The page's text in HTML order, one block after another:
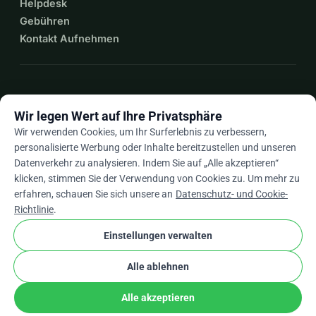
etwas Glück zurück geben!
https://www.merkur.de/lokales/fuerstenfeldbruck/helfende
-haende-kaminkehrer-kann-sich-ohne-rollstuhl-nicht-mehr-
Helpdesk
Gebühren
Kontakt Aufnehmen
Dearrow_drop_down
★★★★★4,9 / 5 basierend auf 500+ Bewertungen
WhyDonateDatenschutz und Cookies
Allgemeine Geschäftsbedingungen
In Europa entwickelt stripe checkVerifizierter Partner
Wir legen Wert auf Ihre Privatsphäre
Wir verwenden Cookies, um Ihr Surferlebnis zu verbessern,
personalisierte Werbung oder Inhalte bereitzustellen und unseren
Datenverkehr zu analysieren. Indem Sie auf „Alle akzeptieren“
klicken, stimmen Sie der Verwendung von Cookies zu. Um mehr zu
erfahren, schauen Sie sich unsere an Datenschutz- und Cookie-
Richtlinie.
Einstellungen verwalten
Alle ablehnen
Alle akzeptieren